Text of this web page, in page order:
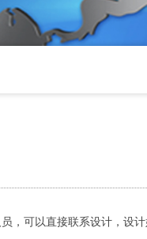
，可以直接联系设计，设